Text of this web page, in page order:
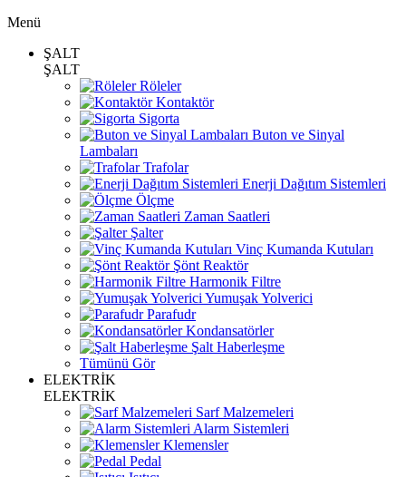
Menü
ŞALT
ŞALT
Röleler
Kontaktör
Sigorta
Buton ve Sinyal
Lambaları
Trafolar
Enerji Dağıtım Sistemleri
Ölçme
Zaman Saatleri
Şalter
Vinç Kumanda Kutuları
Şönt Reaktör
Harmonik Filtre
Yumuşak Yolverici
Parafudr
Kondansatörler
Şalt Haberleşme
Tümünü Gör
ELEKTRİK
ELEKTRİK
Sarf Malzemeleri
Alarm Sistemleri
Klemensler
Pedal